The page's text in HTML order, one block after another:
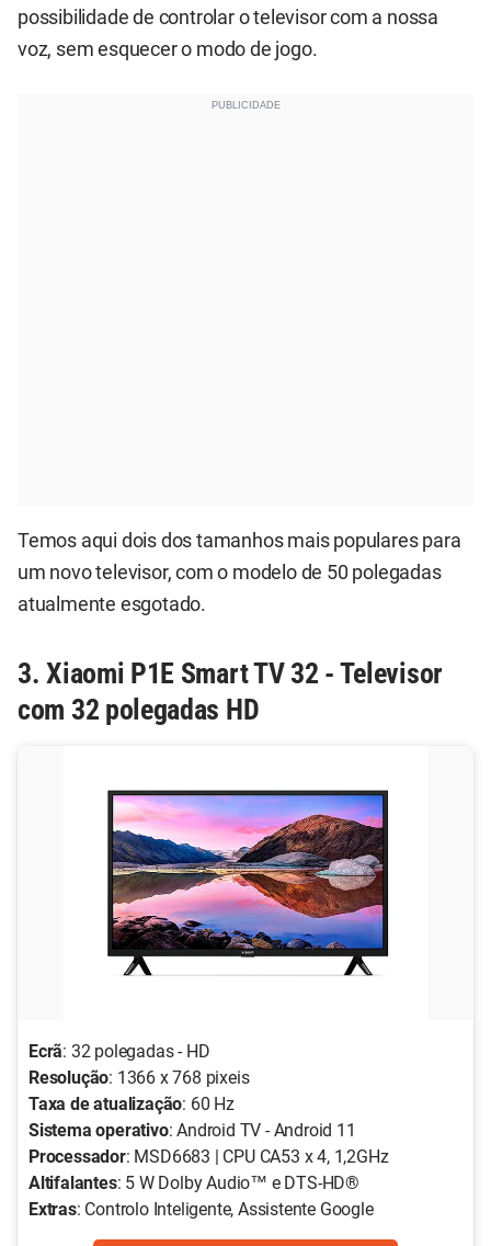
possibilidade de controlar o televisor com a nossa
voz, sem esquecer o modo de jogo.
Temos aqui dois dos tamanhos mais populares para
um novo televisor, com o modelo de 50 polegadas
atualmente esgotado.
3. Xiaomi P1E Smart TV 32 - Televisor
com 32 polegadas HD
Ecrã: 32 polegadas - HD
Resolução: 1366 x 768 pixeis
Taxa de atualização: 60 Hz
Sistema operativo: Android TV - Android 11
Processador: MSD6683 | CPU CA53 x 4, 1,2GHz
Altifalantes: 5 W Dolby Audio™ e DTS-HD®
Extras: Controlo Inteligente, Assistente Google